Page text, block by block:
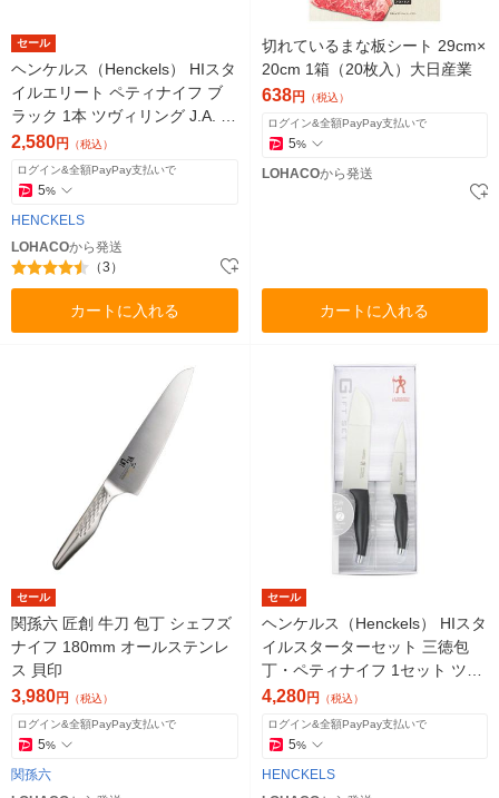
セール
ヘンケルス（Henckels） HIスタ
イルエリート ペティナイフ ブ
ラック 1本 ツヴィリング J.A. ヘ
ンケルス
2,580円 （税込）
ログイン&全額PayPay支払いで
5%
HENCKELS
LOHACOから発送
（3）
カートに入れる
切れているまな板シート 29cm×
20cm 1箱（20枚入）大日産業
638円 （税込）
ログイン&全額PayPay支払いで
5%
LOHACOから発送
カートに入れる
セール
関孫六 匠創 牛刀 包丁 シェフズ
ナイフ 180mm オールステンレ
ス 貝印
3,980円 （税込）
ログイン&全額PayPay支払いで
5%
関孫六
セール
ヘンケルス（Henckels） HIスタ
イルスターターセット 三徳包
丁・ペティナイフ 1セット ツヴ
ィリング J.A. ヘンケルス
4,280円 （税込）
ログイン&全額PayPay支払いで
5%
HENCKELS